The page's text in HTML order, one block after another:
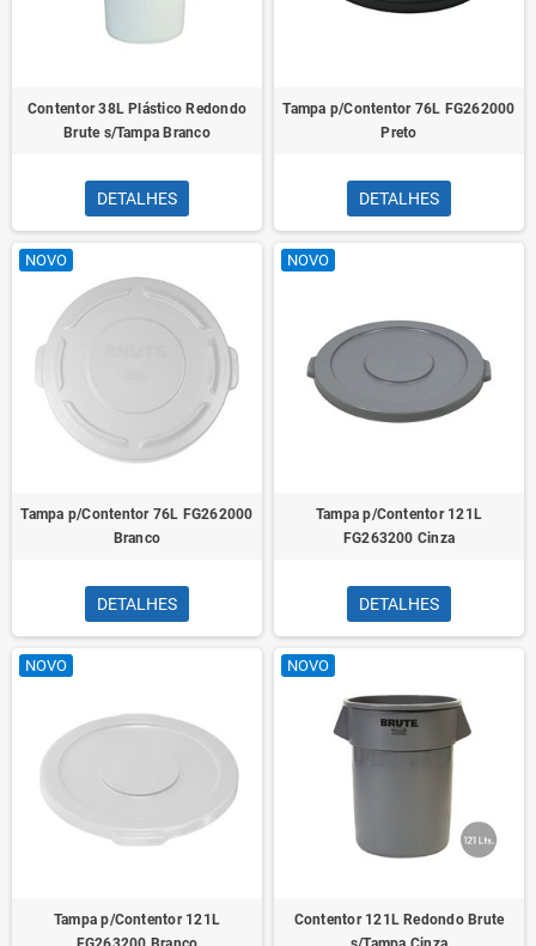
Contentor 38L Plástico Redondo
Brute s/Tampa Branco
DETALHES
Tampa p/Contentor 76L FG262000
Preto
DETALHES
NOVO
Tampa p/Contentor 76L FG262000
Branco
DETALHES
NOVO
Tampa p/Contentor 121L
FG263200 Cinza
DETALHES
NOVO
Tampa p/Contentor 121L
NOVO
Contentor 121L Redondo Brute